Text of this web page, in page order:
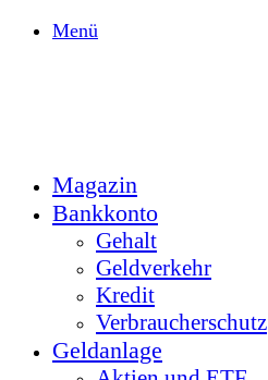
Menü
Magazin
Bankkonto
Gehalt
Geldverkehr
Kredit
Verbraucherschutz
Geldanlage